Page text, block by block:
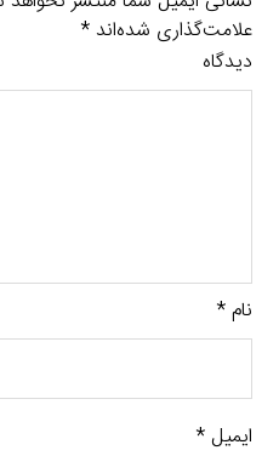
علامت‌گذاری شده‌اند*
دیدگاه
نام*
ایمیل*